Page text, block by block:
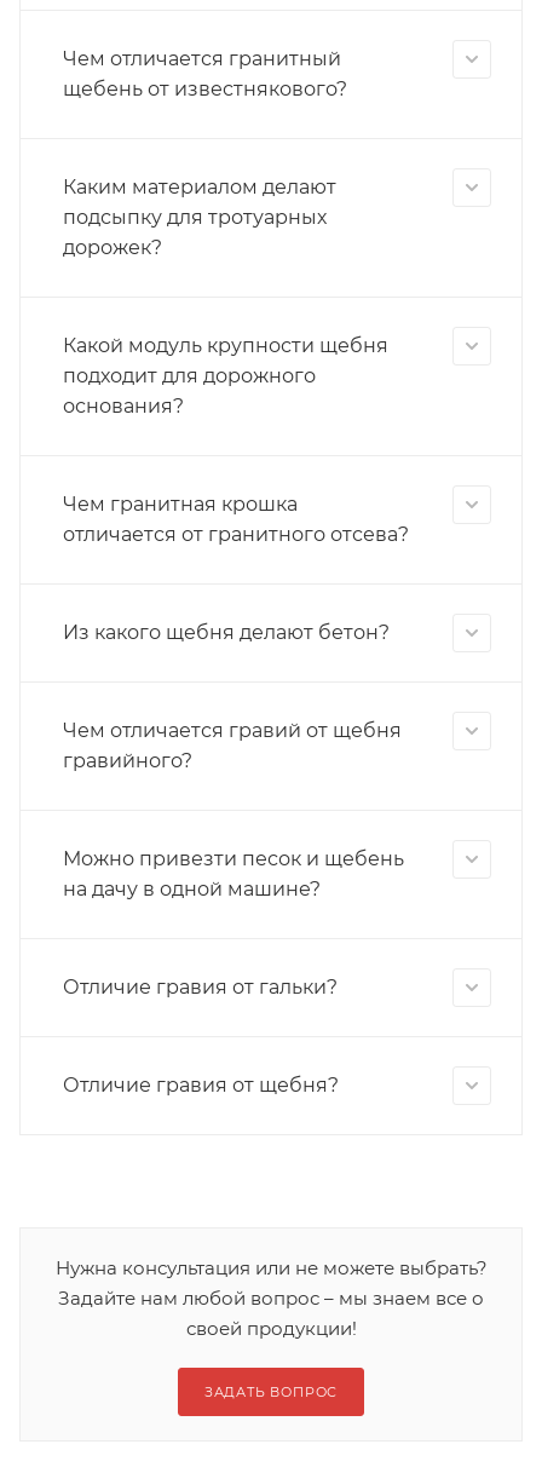
Чем отличается гранитный
щебень от известнякового?
Каким материалом делают
подсыпку для тротуарных
дорожек?
Какой модуль крупности щебня
подходит для дорожного
основания?
Чем гранитная крошка
отличается от гранитного отсева?
Из какого щебня делают бетон?
Чем отличается гравий от щебня
гравийного?
Можно привезти песок и щебень
на дачу в одной машине?
Отличие гравия от гальки?
Отличие гравия от щебня?
Нужна консультация или не можете выбрать?
Задайте нам любой вопрос – мы знаем все о
своей продукции!
ЗАДАТЬ ВОПРОС